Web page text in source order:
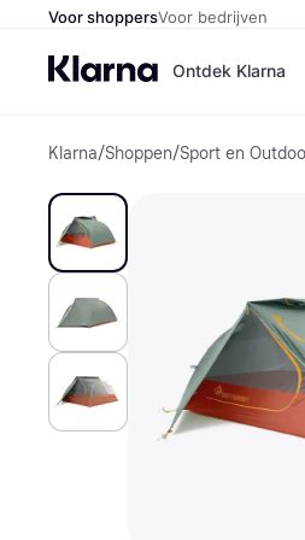
Voor shoppersVoor bedrijven
Ontdek Klarna
Klarna/Shoppen/Sport en